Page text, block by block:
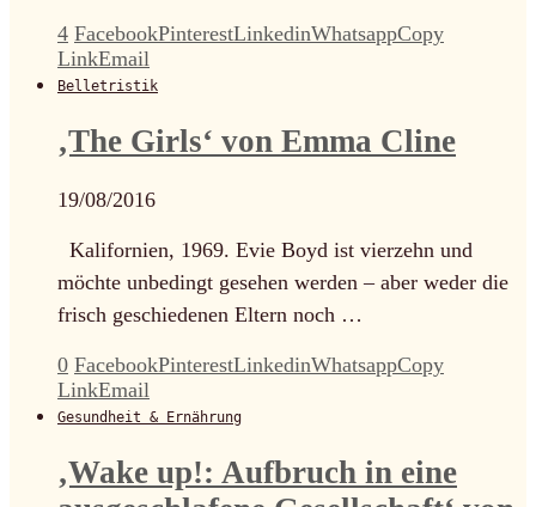
4 FacebookPinterestLinkedinWhatsappCopy
LinkEmail
Belletristik
‚The Girls‘ von Emma Cline
19/08/2016
Kalifornien, 1969. Evie Boyd ist vierzehn und
möchte unbedingt gesehen werden – aber weder die
frisch geschiedenen Eltern noch …
0 FacebookPinterestLinkedinWhatsappCopy
LinkEmail
Gesundheit & Ernährung
‚Wake up!: Aufbruch in eine